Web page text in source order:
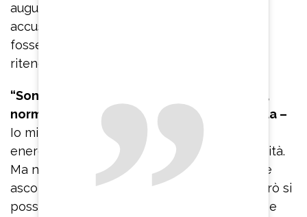
auguro, sarò sempre etichettato per questa
accusa infamante e vergognosa. È come se
fosse un tatuaggio stampato in testa. Io non
ritengo di essere un assassino”.
“Sono una persona abitudinaria, semplice,
normale, senza grilli per la testa – continua –
Io mi sono sempre difeso lottando
energicamente con la mia unica arma: la verità.
Ma non c’è verità possibile per chi non vuole
ascoltare. Le sentenze vanno rispettate, però si
possono anche mettere in discussione. Come